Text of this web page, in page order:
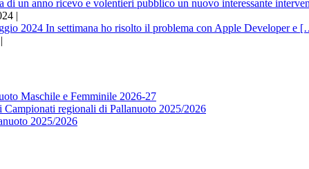
|
Maschile e Femminile 2026-27
Campionati regionali di Pallanuoto 2025/2026
2025/2026